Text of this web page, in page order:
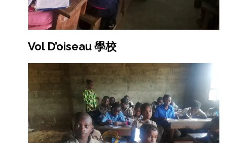
Vol D’oiseau 學校